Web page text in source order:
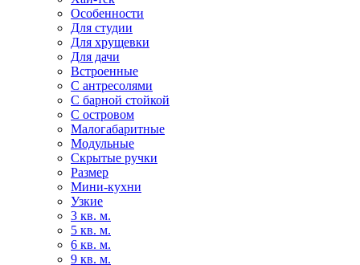
Особенности
Для студии
Для хрущевки
Для дачи
Встроенные
С антресолями
С барной стойкой
С островом
Малогабаритные
Модульные
Скрытые ручки
Размер
Мини-кухни
Узкие
3 кв. м.
5 кв. м.
6 кв. м.
9 кв. м.